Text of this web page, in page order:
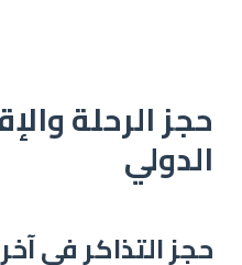
حجز الرحلة
الدولي
حجز التذاكر في